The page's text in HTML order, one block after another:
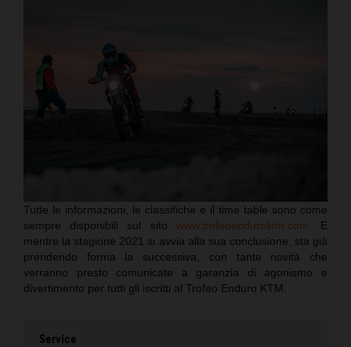
Tutte le informazioni, le classifiche e il time table sono come
sempre disponibili sul sito www.trofeoenduroktm.com . E
mentre la stagione 2021 si avvia alla sua conclusione, sta già
prendendo forma la successiva, con tante novità che
verranno presto comunicate a garanzia di agonismo e
divertimento per tutti gli iscritti al Trofeo Enduro KTM.
Service